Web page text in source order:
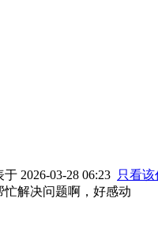
2026-03-28 06:23 只看该
忙解决问题啊，好感动